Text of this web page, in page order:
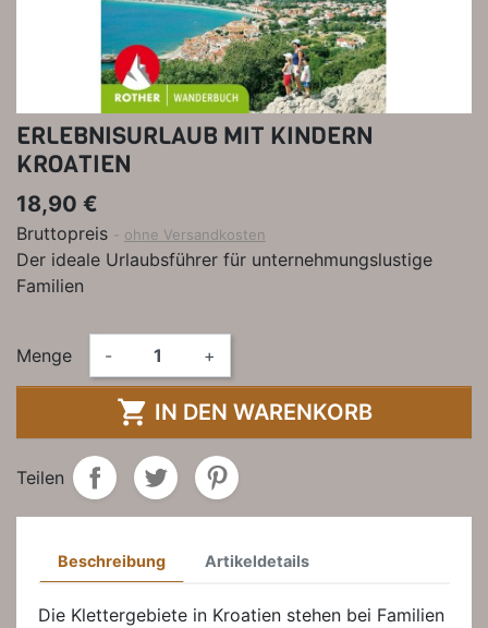
ERLEBNISURLAUB MIT KINDERN
KROATIEN
18,90 €
Bruttopreis ohne Versandkosten
Der ideale Urlaubsführer für unternehmungslustige
Familien
Menge - +
 IN DEN WARENKORB
Teilen
Beschreibung Artikeldetails
Die Klettergebiete in Kroatien stehen bei Familien